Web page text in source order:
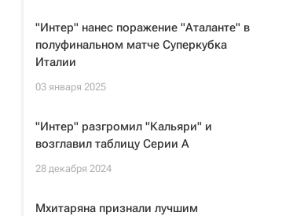
"Интер" нанес поражение "Аталанте" в
полуфинальном матче Суперкубка
Италии
03 января 2025
"Интер" разгромил "Кальяри" и
возглавил таблицу Серии А
28 декабря 2024
Мхитаряна признали лучшим